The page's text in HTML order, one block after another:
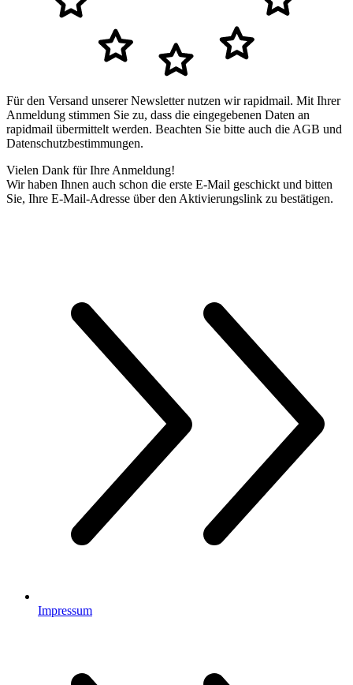
Für den Versand unserer Newsletter nutzen wir rapidmail. Mit Ihrer
Anmeldung stimmen Sie zu, dass die eingegebenen Daten an
rapidmail übermittelt werden. Beachten Sie bitte auch die AGB und
Datenschutzbestimmungen.
Vielen Dank für Ihre Anmeldung!
Wir haben Ihnen auch schon die erste E-Mail geschickt und bitten
Sie, Ihre E-Mail-Adresse über den Aktivierungslink zu bestätigen.
Impressum